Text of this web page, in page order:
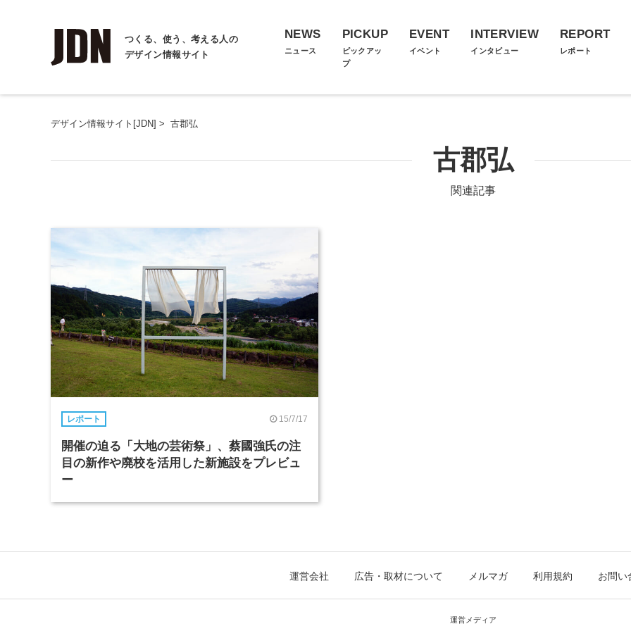
つくる、使う、考える人の
デザイン情報サイト
NEWS
ニュース
PICKUP
ピックアッ
プ
EVENT
イベント
INTERVIEW
インタビュー
REPORT
レポート
デザイン情報サイト[JDN] > 古郡弘
古郡弘
関連記事
レポート 15/7/17
開催の迫る「大地の芸術祭」、蔡國強氏の注
目の新作や廃校を活用した新施設をプレビュ
ー
運営会社 広告・取材について メルマガ 利用規約 お問い
運営メディア